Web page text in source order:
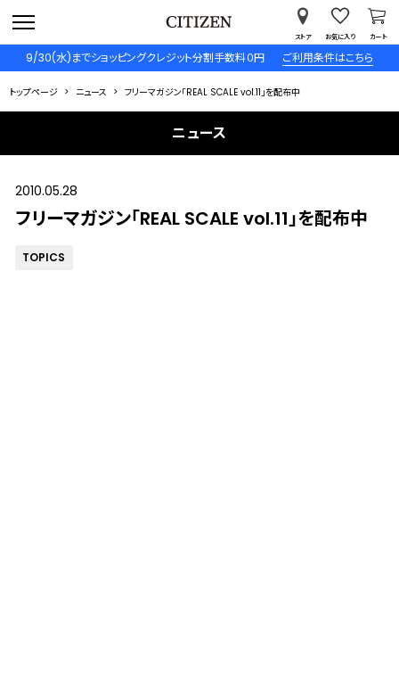
9/30(水)までショッピングクレジット分割手数料０円 ご利用条件はこちら
ストア お気に入り カート
トップページ ニュース フリーマガジン「REAL SCALE vol.11」を配布中
ニュース
2010.05.28
フリーマガジン「REAL SCALE vol.11」を配布中
TOPICS